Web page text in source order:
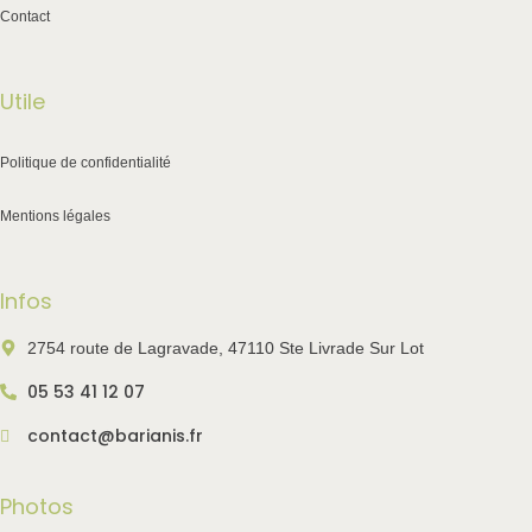
Contact
Utile
Politique de confidentialité
Mentions légales
Infos
2754 route de Lagravade, 47110 Ste Livrade Sur Lot
05 53 41 12 07
contact@barianis.fr
Photos